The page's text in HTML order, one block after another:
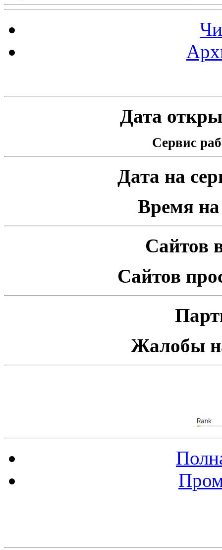
Дата
Сервис
Дата на
Время на
Сайтов
Сайтов
Жалобы